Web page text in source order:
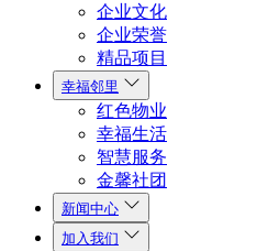
企业文化
企业荣誉
精品项目
幸福邻里
红色物业
幸福生活
智慧服务
金馨社团
新闻中心
加入我们